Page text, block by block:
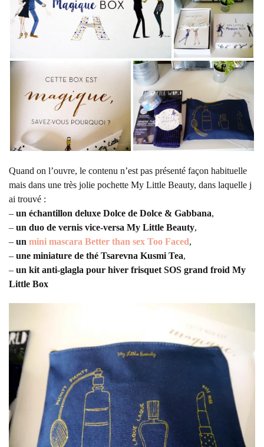
Quand on l’ouvre, le contenu n’est pas présenté façon habituelle
mais dans une très jolie pochette My Little Beauty, dans laquelle j
ai trouvé :
– un échantillon deluxe Dolce de Dolce & Gabbana,
– un duo de vernis vice-versa My Little Beauty,
– un mini mascara Better than sex Too Faced,
– une miniature de thé Tsarevna Kusmi Tea,
– un kit anti-glagla pour hiver frisquet SOS grand froid My
Little Box